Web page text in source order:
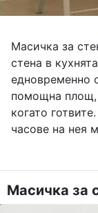
Масичка за
стена в
едновременно
помощна площ,
когато
часове на нея
Масичка за